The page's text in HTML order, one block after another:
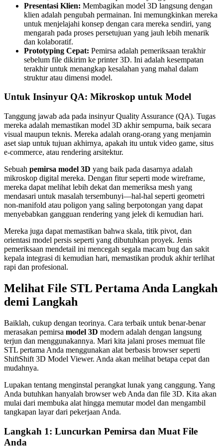
Presentasi Klien: Membagikan model 3D langsung dengan
klien adalah pengubah permainan. Ini memungkinkan mereka
untuk menjelajahi konsep dengan cara mereka sendiri, yang
mengarah pada proses persetujuan yang jauh lebih menarik
dan kolaboratif.
Prototyping Cepat: Pemirsa adalah pemeriksaan terakhir
sebelum file dikirim ke printer 3D. Ini adalah kesempatan
terakhir untuk menangkap kesalahan yang mahal dalam
struktur atau dimensi model.
Untuk Insinyur QA: Mikroskop untuk Model
Tanggung jawab ada pada insinyur Quality Assurance (QA). Tugas
mereka adalah memastikan model 3D akhir sempurna, baik secara
visual maupun teknis. Mereka adalah orang-orang yang menjamin
aset siap untuk tujuan akhirnya, apakah itu untuk video game, situs
e-commerce, atau rendering arsitektur.
Sebuah pemirsa model 3D yang baik pada dasarnya adalah
mikroskop digital mereka. Dengan fitur seperti mode wireframe,
mereka dapat melihat lebih dekat dan memeriksa mesh yang
mendasari untuk masalah tersembunyi—hal-hal seperti geometri
non-manifold atau poligon yang saling berpotongan yang dapat
menyebabkan gangguan rendering yang jelek di kemudian hari.
Mereka juga dapat memastikan bahwa skala, titik pivot, dan
orientasi model persis seperti yang dibutuhkan proyek. Jenis
pemeriksaan mendetail ini mencegah segala macam bug dan sakit
kepala integrasi di kemudian hari, memastikan produk akhir terlihat
rapi dan profesional.
Melihat File STL Pertama Anda Langkah
demi Langkah
Baiklah, cukup dengan teorinya. Cara terbaik untuk benar-benar
merasakan pemirsa model 3D modern adalah dengan langsung
terjun dan menggunakannya. Mari kita jalani proses memuat file
STL pertama Anda menggunakan alat berbasis browser seperti
ShiftShift 3D Model Viewer. Anda akan melihat betapa cepat dan
mudahnya.
Lupakan tentang menginstal perangkat lunak yang canggung. Yang
Anda butuhkan hanyalah browser web Anda dan file 3D. Kita akan
mulai dari membuka alat hingga memutar model dan mengambil
tangkapan layar dari pekerjaan Anda.
Langkah 1: Luncurkan Pemirsa dan Muat File
Anda